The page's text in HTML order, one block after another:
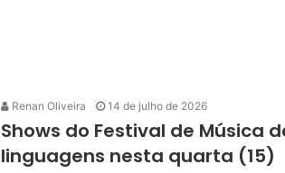
Renan Oliveira 14 de julho de 2026
Shows do Festival de Música
linguagens nesta quarta (15)